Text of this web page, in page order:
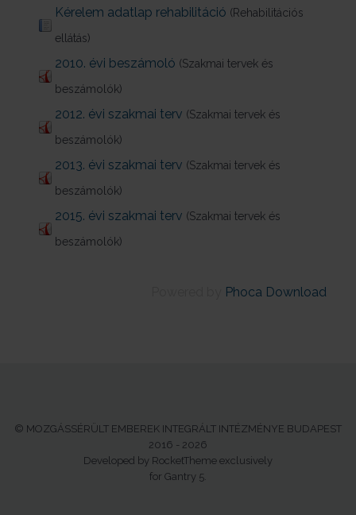
Kérelem adatlap rehabilitáció (Rehabilitációs
ellátás)
2010. évi beszámoló (Szakmai tervek és
beszámolók)
2012. évi szakmai terv (Szakmai tervek és
beszámolók)
2013. évi szakmai terv (Szakmai tervek és
beszámolók)
2015. évi szakmai terv (Szakmai tervek és
beszámolók)
Phoca Download
© MOZGÁSSÉRÜLT EMBEREK INTEGRÁLT INTÉZMÉNYE BUDAPEST
2016 - 2026
Developed by RocketTheme exclusively
for Gantry 5.